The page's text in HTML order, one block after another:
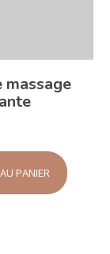
massage
PANIER